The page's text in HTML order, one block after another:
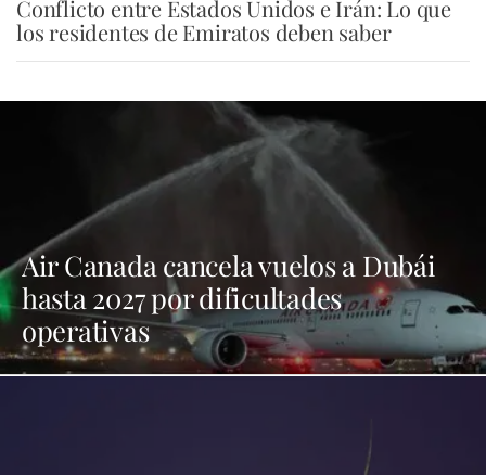
Conflicto entre Estados Unidos e Irán: Lo que
los residentes de Emiratos deben saber
Air Canada cancela vuelos a Dubái
hasta 2027 por dificultades
operativas